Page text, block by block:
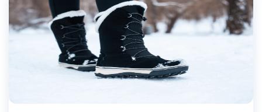
местных производителей с уникальными рецептами.